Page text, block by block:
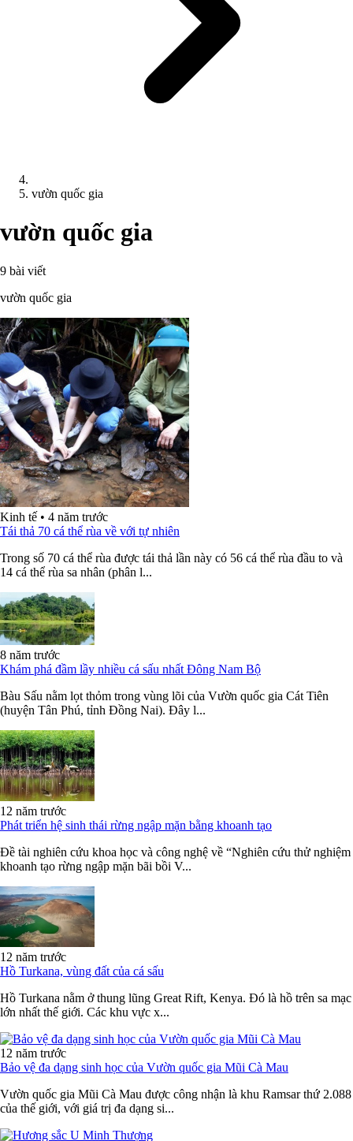
vườn quốc gia
vườn quốc gia
9 bài viết
vườn quốc gia
Kinh tế • 4 năm trước
Tái thả 70 cá thể rùa về với tự nhiên
Trong số 70 cá thể rùa được tái thả lần này có 56 cá thể rùa đầu to và
14 cá thể rùa sa nhân (phân l...
8 năm trước
Khám phá đầm lầy nhiều cá sấu nhất Đông Nam Bộ
Bàu Sấu nằm lọt thỏm trong vùng lõi của Vườn quốc gia Cát Tiên
(huyện Tân Phú, tỉnh Đồng Nai). Đây l...
12 năm trước
Phát triển hệ sinh thái rừng ngập mặn bằng khoanh tạo
Đề tài nghiên cứu khoa học và công nghệ về “Nghiên cứu thử nghiệm
khoanh tạo rừng ngập mặn bãi bồi V...
12 năm trước
Hồ Turkana, vùng đất của cá sấu
Hồ Turkana nằm ở thung lũng Great Rift, Kenya. Đó là hồ trên sa mạc
lớn nhất thế giới. Các khu vực x...
12 năm trước
Bảo vệ đa dạng sinh học của Vườn quốc gia Mũi Cà Mau
Vườn quốc gia Mũi Cà Mau được công nhận là khu Ramsar thứ 2.088
của thế giới, với giá trị đa dạng si...